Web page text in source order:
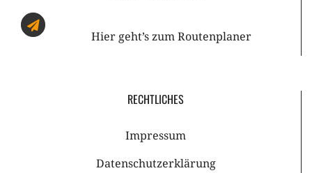
Hier geht’s zumRoutenplaner
RECHTLICHES
Impressum
Datenschutzerklärung